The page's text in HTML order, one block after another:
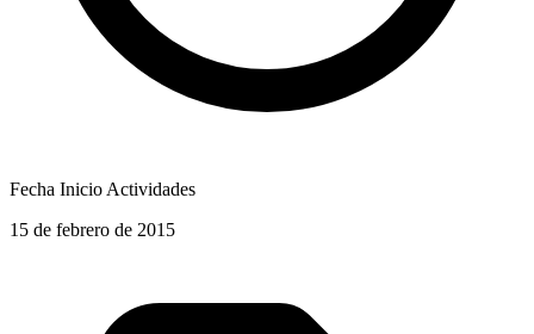
Fecha Inicio Actividades
15 de febrero de 2015